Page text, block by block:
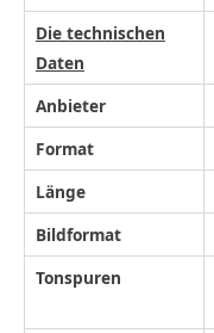
Die technischen
Daten
Anbieter
Format
Länge
Bildformat
Tonspuren